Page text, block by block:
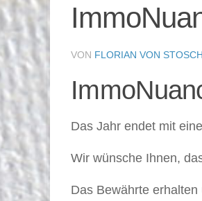
VON FLORIAN VON STOSCH
Das Jahr endet mit
Wir wünsche Ihnen,
Das Bewährte